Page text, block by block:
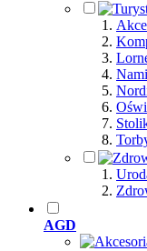
AGD